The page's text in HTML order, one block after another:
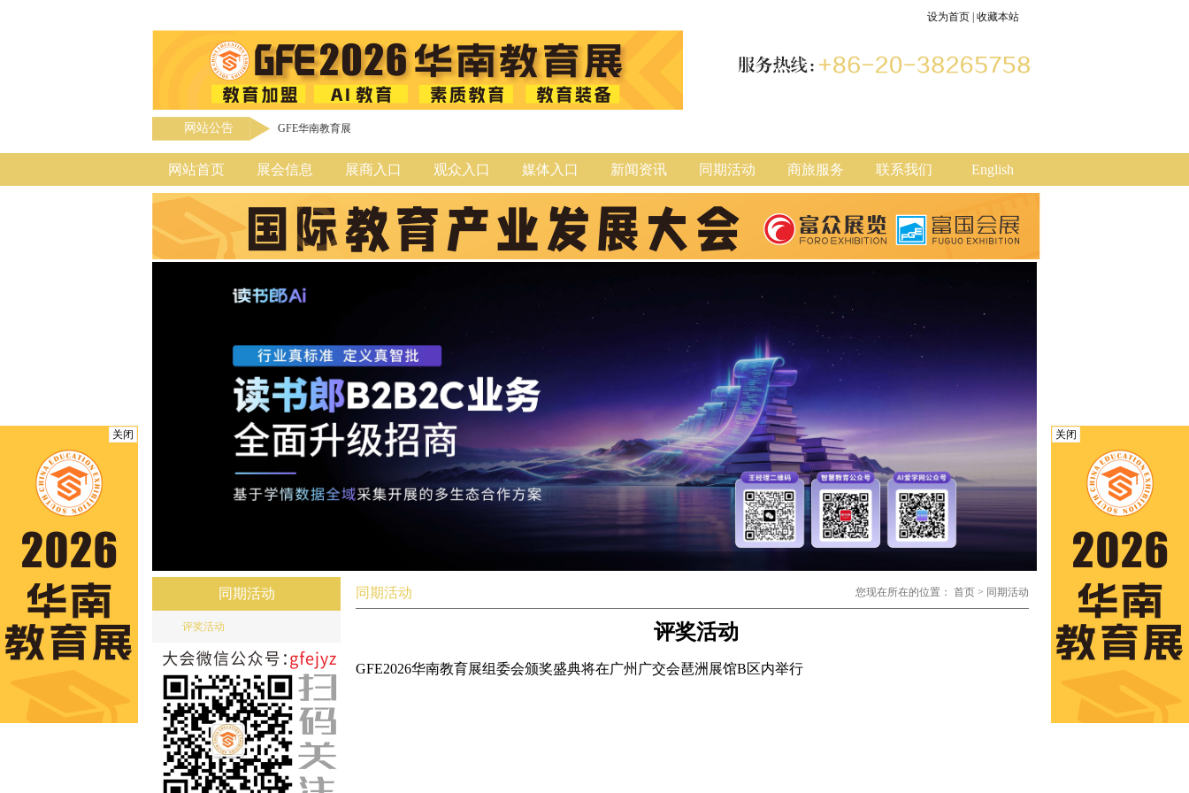
设为首页 收藏本站
网站公告 GFE华南教育展
网站首页 展会信息 展商入口 观众入口 媒体入口 新闻资讯 同期活动 商旅服务 联系我们 English
同期活动
评奖活动
您现在所在的位置： 首页 > 同期活动
同期活动
评奖活动
GFE2026华南教育展组委会颁奖盛典将在广州广交会琶洲展馆B区内举行
关闭 关闭